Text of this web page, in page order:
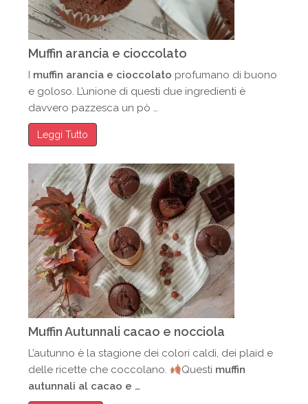
Muffin arancia e cioccolato
I muffin arancia e cioccolato profumano di buono
e goloso. L’unione di questi due ingredienti è
davvero pazzesca un pò …
Leggi Tutto
Muffin Autunnali cacao e nocciola
L’autunno è la stagione dei colori caldi, dei plaid e
delle ricette che coccolano.
Questi muffin
autunnali al cacao e …